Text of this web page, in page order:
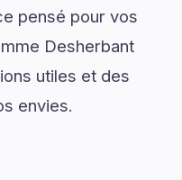
pensé pour vos
Desherbant
utiles et des
envies.